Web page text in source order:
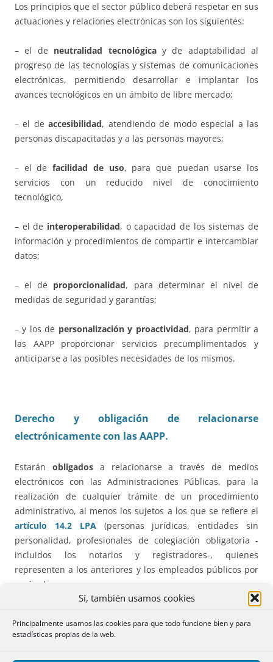
Sí, también usamos cookies
Principalmente usamos las cookies para que todo funcione bien y para
estadísticas propias de la web.
Los principios que el sector público deberá respetar en sus
actuaciones y relaciones electrónicas son los siguientes:
– el de neutralidad tecnológicay de adaptabilidad al
progreso de las tecnologías y sistemas de comunicaciones
electrónicas, permitiendo desarrollar e implantar los
avances tecnológicos en un ámbito de libre mercado;
– el deaccesibilidad, atendiendo de modo especial a las
personas discapacitadas y a las personas mayores;
– el defacilidad de uso, para que puedan usarse los
servicios con un reducido nivel de conocimiento
tecnológico,
– el de interoperabilidad, o capacidad de los sistemas de
información y procedimientos de compartir e intercambiar
datos;
– el de proporcionalidad, para determinar el nivel de
medidas de seguridad y garantías;
– y los de personalización y proactividad, para permitir a
las AAPP proporcionar servicios precumplimentados y
anticiparse a las posibles necesidades de los mismos.
Derecho y obligación de relacionarse
electrónicamente con las AAPP.
Estarán obligadosa relacionarse a través de medios
electrónicos con las Administraciones Públicas, para la
realización de cualquier trámite de un procedimiento
administrativo, al menos los sujetos a los que se refiere el
artículo 14.2 LPA(personas jurídicas, entidades sin
personalidad, profesionales de colegiación obligatoria -
incluidos los notarios y registradores-, quienes
representen a los anteriores y los empleados públicos por
razón de su cargo.
físicas no obligadas, ejercitando su derechoal inicio del
procedimiento,
para la tramitación del mismo de forma que este pueda